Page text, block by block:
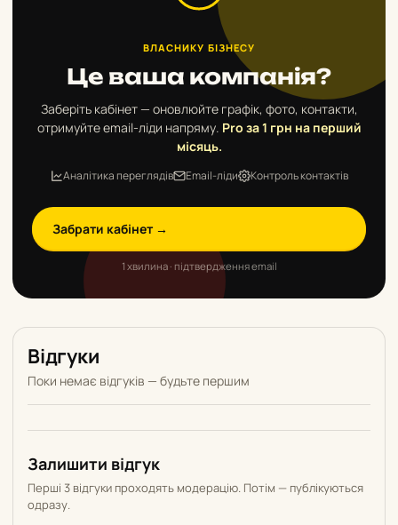
ВЛАСНИКУ БІЗНЕСУ
Це ваша компанія?
Заберіть кабінет — оновлюйте графік, фото, контакти,
отримуйте email-ліди напряму. Pro за 1 грн на перший
місяць.
Аналітика переглядів Email-ліди Контроль контактів
Забрати кабінет →
1 хвилина · підтвердження email
Відгуки
Поки немає відгуків — будьте першим
Залишити відгук
Перші 3 відгуки проходять модерацію. Потім — публікуються
одразу.